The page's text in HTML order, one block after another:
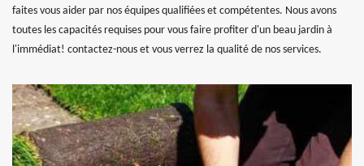
faites vous aider par nos équipes qualifiées et compétentes. Nous avons
toutes les capacités requises pour vous faire profiter d'un beau jardin à
l'immédiat! contactez-nous et vous verrez la qualité de nos services.